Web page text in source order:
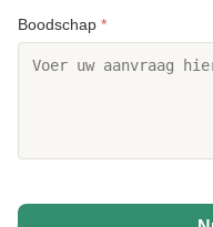
Boodschap *